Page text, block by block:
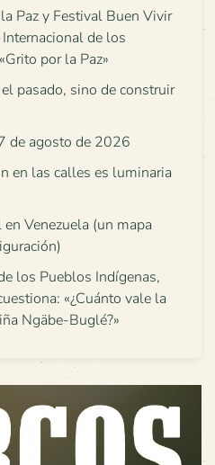
Paz y Festival Buen Vivir
de los
por la Paz»
pasado, sino de construir
de agosto de 2026
en las calles es luminaria
Venezuela (un mapa
los Pueblos Indígenas,
«¿Cuánto vale la
Ngäbe-Buglé?»